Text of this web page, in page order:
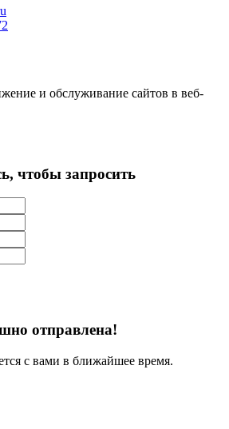
и обслуживание сайтов в веб-
чтобы запросить
отправлена!
с вами в ближайшее время.